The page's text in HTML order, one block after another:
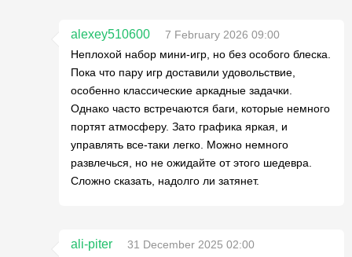
alexey510600
7 February 2026 09:00
Неплохой набор мини-игр, но без особого блеска.
Пока что пару игр доставили удовольствие,
особенно классические аркадные задачки.
Однако часто встречаются баги, которые немного
портят атмосферу. Зато графика яркая, и
управлять все-таки легко. Можно немного
развлечься, но не ожидайте от этого шедевра.
Сложно сказать, надолго ли затянет.
ali-piter
31 December 2025 02:00